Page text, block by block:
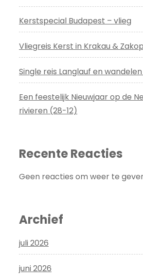
Kerstspecial Budapest – vlieg
Vliegreis Kerst in Krakau &
Single reis Langlauf en
Een feestelijk Nieuwjaar op de
rivieren (28-12)
Recente Reacties
Geen reacties om weer te
Archief
juli 2026
juni 2026